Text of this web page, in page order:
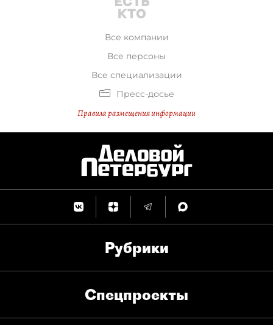
Все компании
Все персоны
Все специализации
Пресс-досье
Правила размещения информации
Рубрики
Спец­проекты